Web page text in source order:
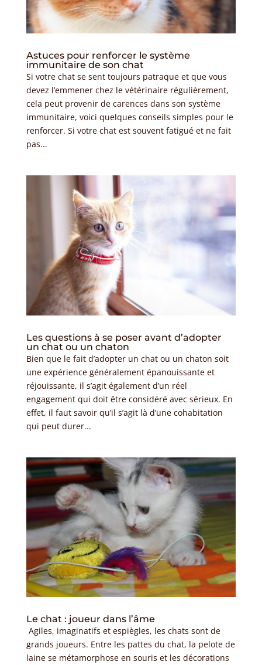
Astuces pour renforcer le système
immunitaire de son chat
Si votre chat se sent toujours patraque et que vous
devez l’emmener chez le vétérinaire régulièrement,
cela peut provenir de carences dans son système
immunitaire, voici quelques conseils simples pour le
renforcer. Si votre chat est souvent fatigué et ne fait
pas...
Les questions à se poser avant d’adopter
un chat ou un chaton
Bien que le fait d’adopter un chat ou un chaton soit
une expérience généralement épanouissante et
réjouissante, il s’agit également d’un réel
engagement qui doit être considéré avec sérieux. En
effet, il faut savoir qu’il s’agit là d’une cohabitation
qui peut durer...
Le chat : joueur dans l’âme
Agiles, imaginatifs et espiègles, les chats sont de
grands joueurs. Entre les pattes du chat, la pelote de
laine se métamorphose en souris et les décorations